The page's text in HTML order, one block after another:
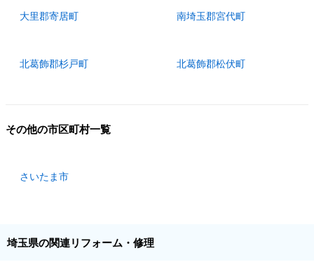
大里郡寄居町 南埼玉郡宮代町
北葛飾郡杉戸町 北葛飾郡松伏町
その他の市区町村一覧
さいたま市
埼玉県の関連リフォーム・修理